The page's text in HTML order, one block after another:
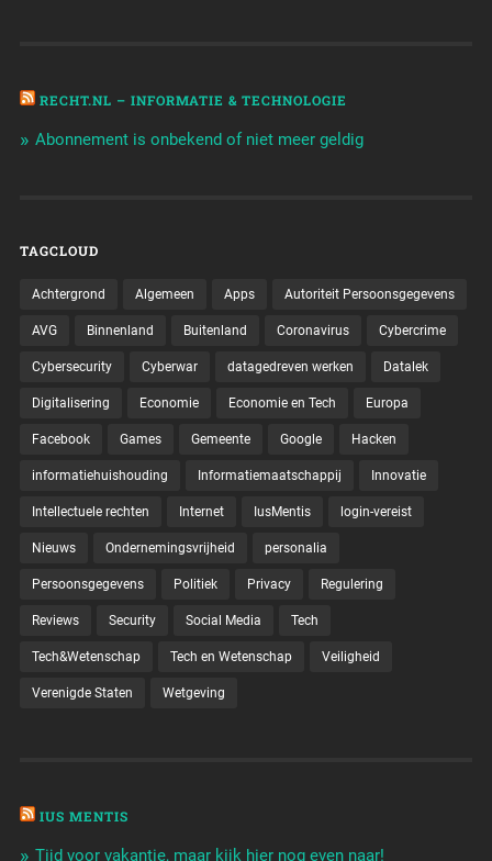
RECHT.NL – INFORMATIE & TECHNOLOGIE
Abonnement is onbekend of niet meer geldig
TAGCLOUD
Achtergrond Algemeen Apps Autoriteit Persoonsgegevens
AVG Binnenland Buitenland Coronavirus Cybercrime
Cybersecurity Cyberwar datagedreven werken Datalek
Digitalisering Economie Economie en Tech Europa
Facebook Games Gemeente Google Hacken
informatiehuishouding Informatiemaatschappij Innovatie
Intellectuele rechten Internet IusMentis login-vereist
Nieuws Ondernemingsvrijheid personalia
Persoonsgegevens Politiek Privacy Regulering
Reviews Security Social Media Tech
Tech&Wetenschap Tech en Wetenschap Veiligheid
Verenigde Staten Wetgeving
IUS MENTIS
Tijd voor vakantie, maar kijk hier nog even naar!